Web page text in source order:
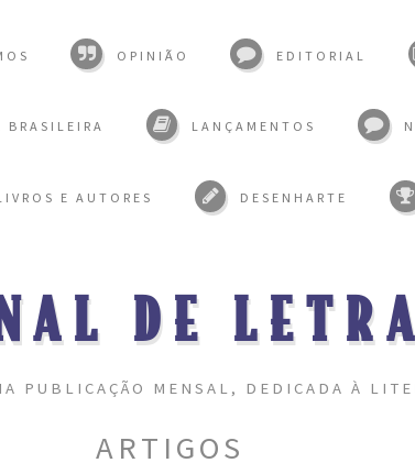
OPINIÃO EDITORIAL
LANÇAMENTOS
E AUTORES DESENHARTE
DE
PUBLICAÇÃO MENSAL, DEDICADA À
ARTIGOS